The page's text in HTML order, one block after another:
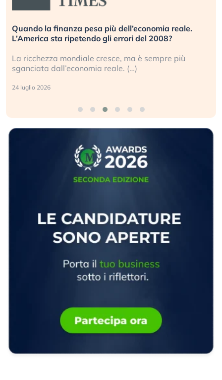
Quando la finanza pesa più dell’economia reale.
L’America sta ripetendo gli errori del 2008?
La ricchezza mondiale cresce, ma è sempre più
sganciata dall’economia reale. (…)
24 luglio 2026